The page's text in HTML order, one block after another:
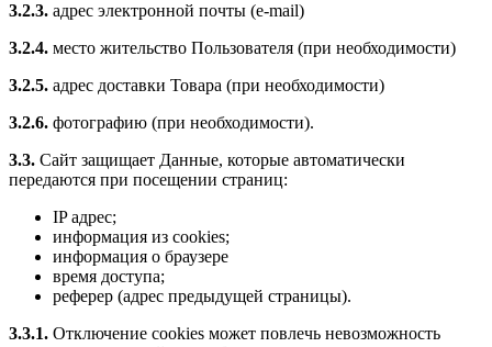
3.2.3. адрес электронной почты (e-mail)
3.2.4. место жительство Пользователя (при необходимости)
3.2.5. адрес доставки Товара (при необходимости)
3.2.6. фотографию (при необходимости).
3.3. Сайт защищает Данные, которые автоматически
передаются при посещении страниц:
IP адрес;
информация из cookies;
информация о браузере
время доступа;
реферер (адрес предыдущей страницы).
3.3.1. Отключение cookies может повлечь невозможность